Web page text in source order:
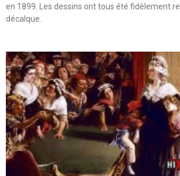
en 1899. Les dessins ont tous été fidèlement
décalque.